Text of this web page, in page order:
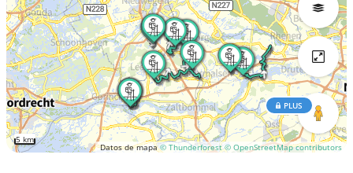
Datos de mapa© Thunderforest © OpenStreetMap contributors
PLUS
5 km